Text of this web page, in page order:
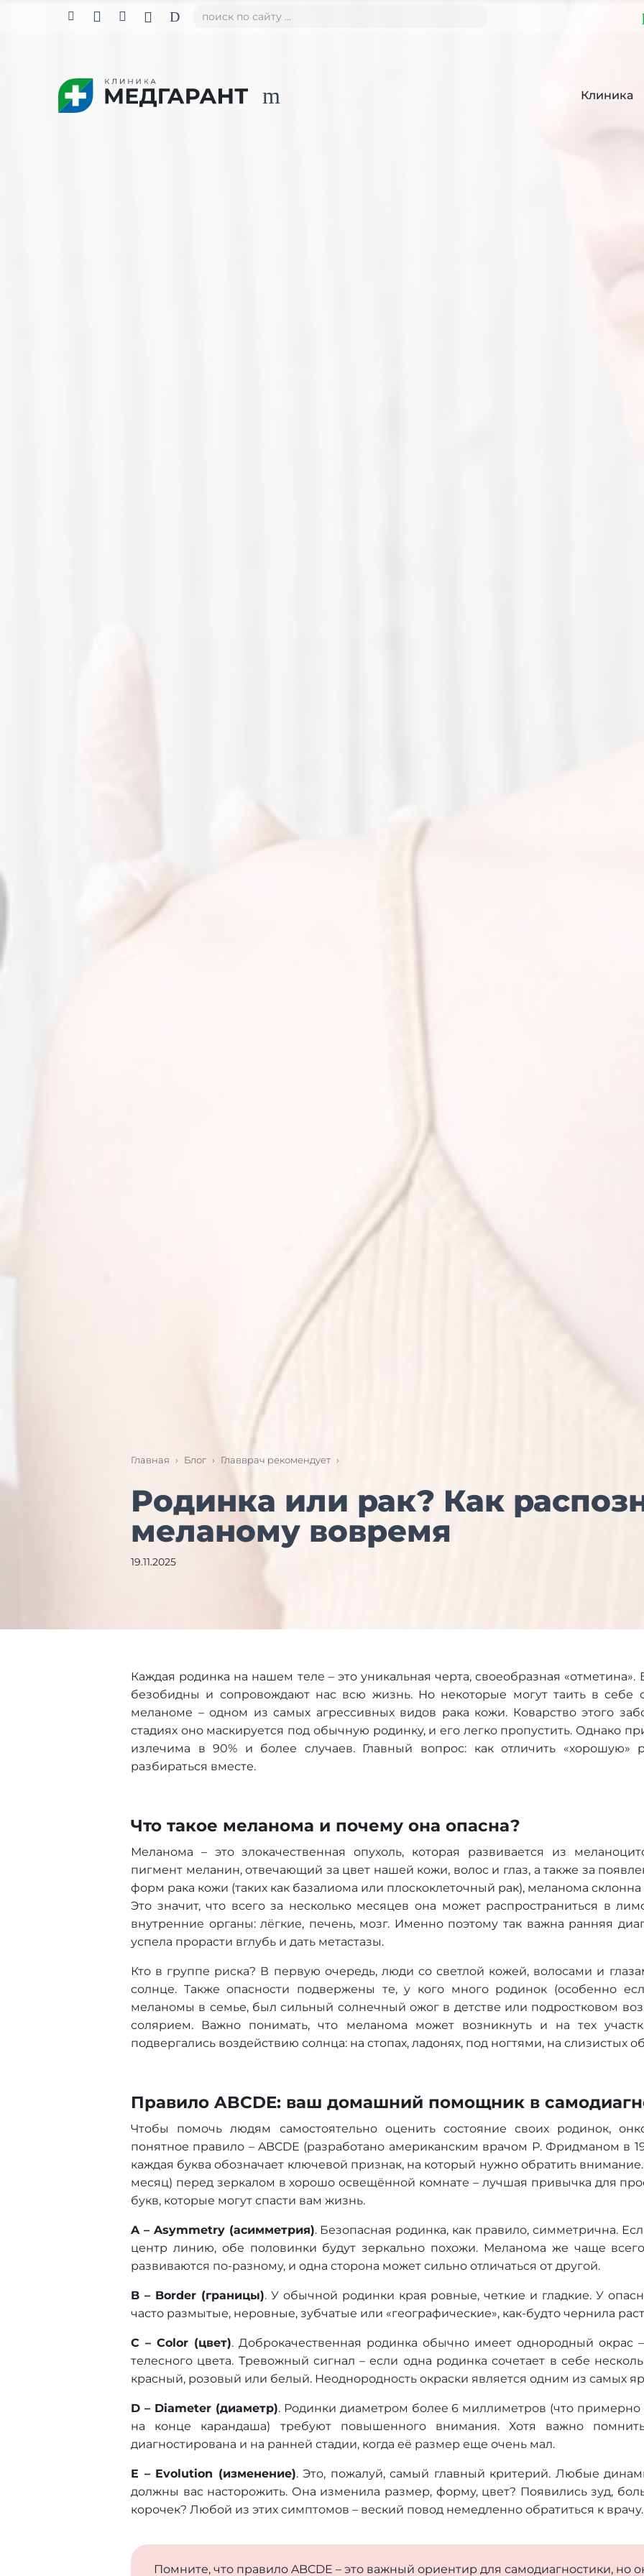
    D
m Клиника
Главная › Блог › Главврач рекомендует ›
Родинка или рак? Как
меланому вовремя
19.11.2025
Каждая родинка на нашем теле – это уникальная черта, своеобразная
безобидны и сопровождают нас всю жизнь. Но некоторые могут таить в себе
меланоме – одном из самых агрессивных видов рака кожи. Коварство этого
стадиях оно маскируется под обычную родинку, и его легко пропустить. Однако
излечима в 90% и более случаев. Главный вопрос: как отличить «хорошую»
разбираться вместе.
Что такое меланома и почему она опасна?
Меланома – это злокачественная опухоль, которая развивается из
пигмент меланин, отвечающий за цвет нашей кожи, волос и глаз, а также за
форм рака кожи (таких как базалиома или плоскоклеточный рак), меланома
Это значит, что всего за несколько месяцев она может распространиться в
внутренние органы: лёгкие, печень, мозг. Именно поэтому так важна ранняя
успела прорасти вглубь и дать метастазы.
Кто в группе риска? В первую очередь, люди со светлой кожей, волосами и
солнце. Также опасности подвержены те, у кого много родинок (особенно
меланомы в семье, был сильный солнечный ожог в детстве или подростковом
солярием. Важно понимать, что меланома может возникнуть и на тех
подвергались воздействию солнца: на стопах, ладонях, под ногтями, на слизистых
Правило ABCDE: ваш домашний помощник в
Чтобы помочь людям самостоятельно оценить состояние своих родинок,
понятное правило – ABCDE (разработано американским врачом Р. Фридманом в
каждая буква обозначает ключевой признак, на который нужно обратить
месяц) перед зеркалом в хорошо освещённой комнате – лучшая привычка для
букв, которые могут спасти вам жизнь.
A – Asymmetry (асимметрия). Безопасная родинка, как правило, симметрична.
центр линию, обе половинки будут зеркально похожи. Меланома же чаще
развиваются по-разному, и одна сторона может сильно отличаться от другой.
B – Border (границы). У обычной родинки края ровные, четкие и гладкие. У
часто размытые, неровные, зубчатые или «географические», как-будто чернила
C – Color (цвет). Доброкачественная родинка обычно имеет однородный окрас
телесного цвета. Тревожный сигнал – если одна родинка сочетает в себе
красный, розовый или белый. Неоднородность окраски является одним из самых
D – Diameter (диаметр). Родинки диаметром более 6 миллиметров (что примерно
на конце карандаша) требуют повышенного внимания. Хотя важно
диагностирована и на ранней стадии, когда её размер еще очень мал.
E – Evolution (изменение). Это, пожалуй, самый главный критерий. Любые
должны вас насторожить. Она изменила размер, форму, цвет? Появились зуд,
корочек? Любой из этих симптомов – веский повод немедленно обратиться к врачу.
Помните, что правило ABCDE – это важный ориентир для самодиагностики, но